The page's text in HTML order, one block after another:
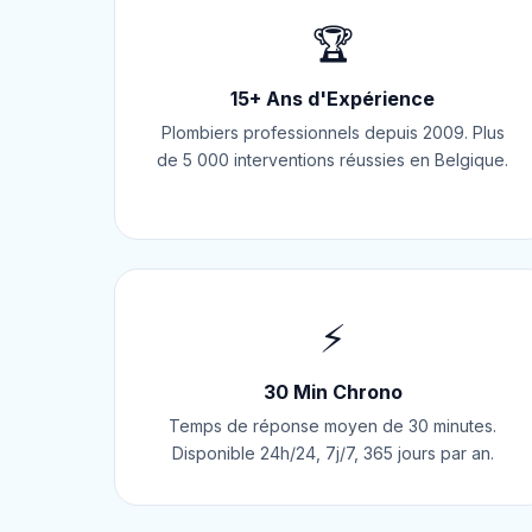
🏆
15+ Ans d'Expérience
Plombiers professionnels depuis 2009. Plus
de 5 000 interventions réussies en Belgique.
⚡
30 Min Chrono
Temps de réponse moyen de 30 minutes.
Disponible 24h/24, 7j/7, 365 jours par an.